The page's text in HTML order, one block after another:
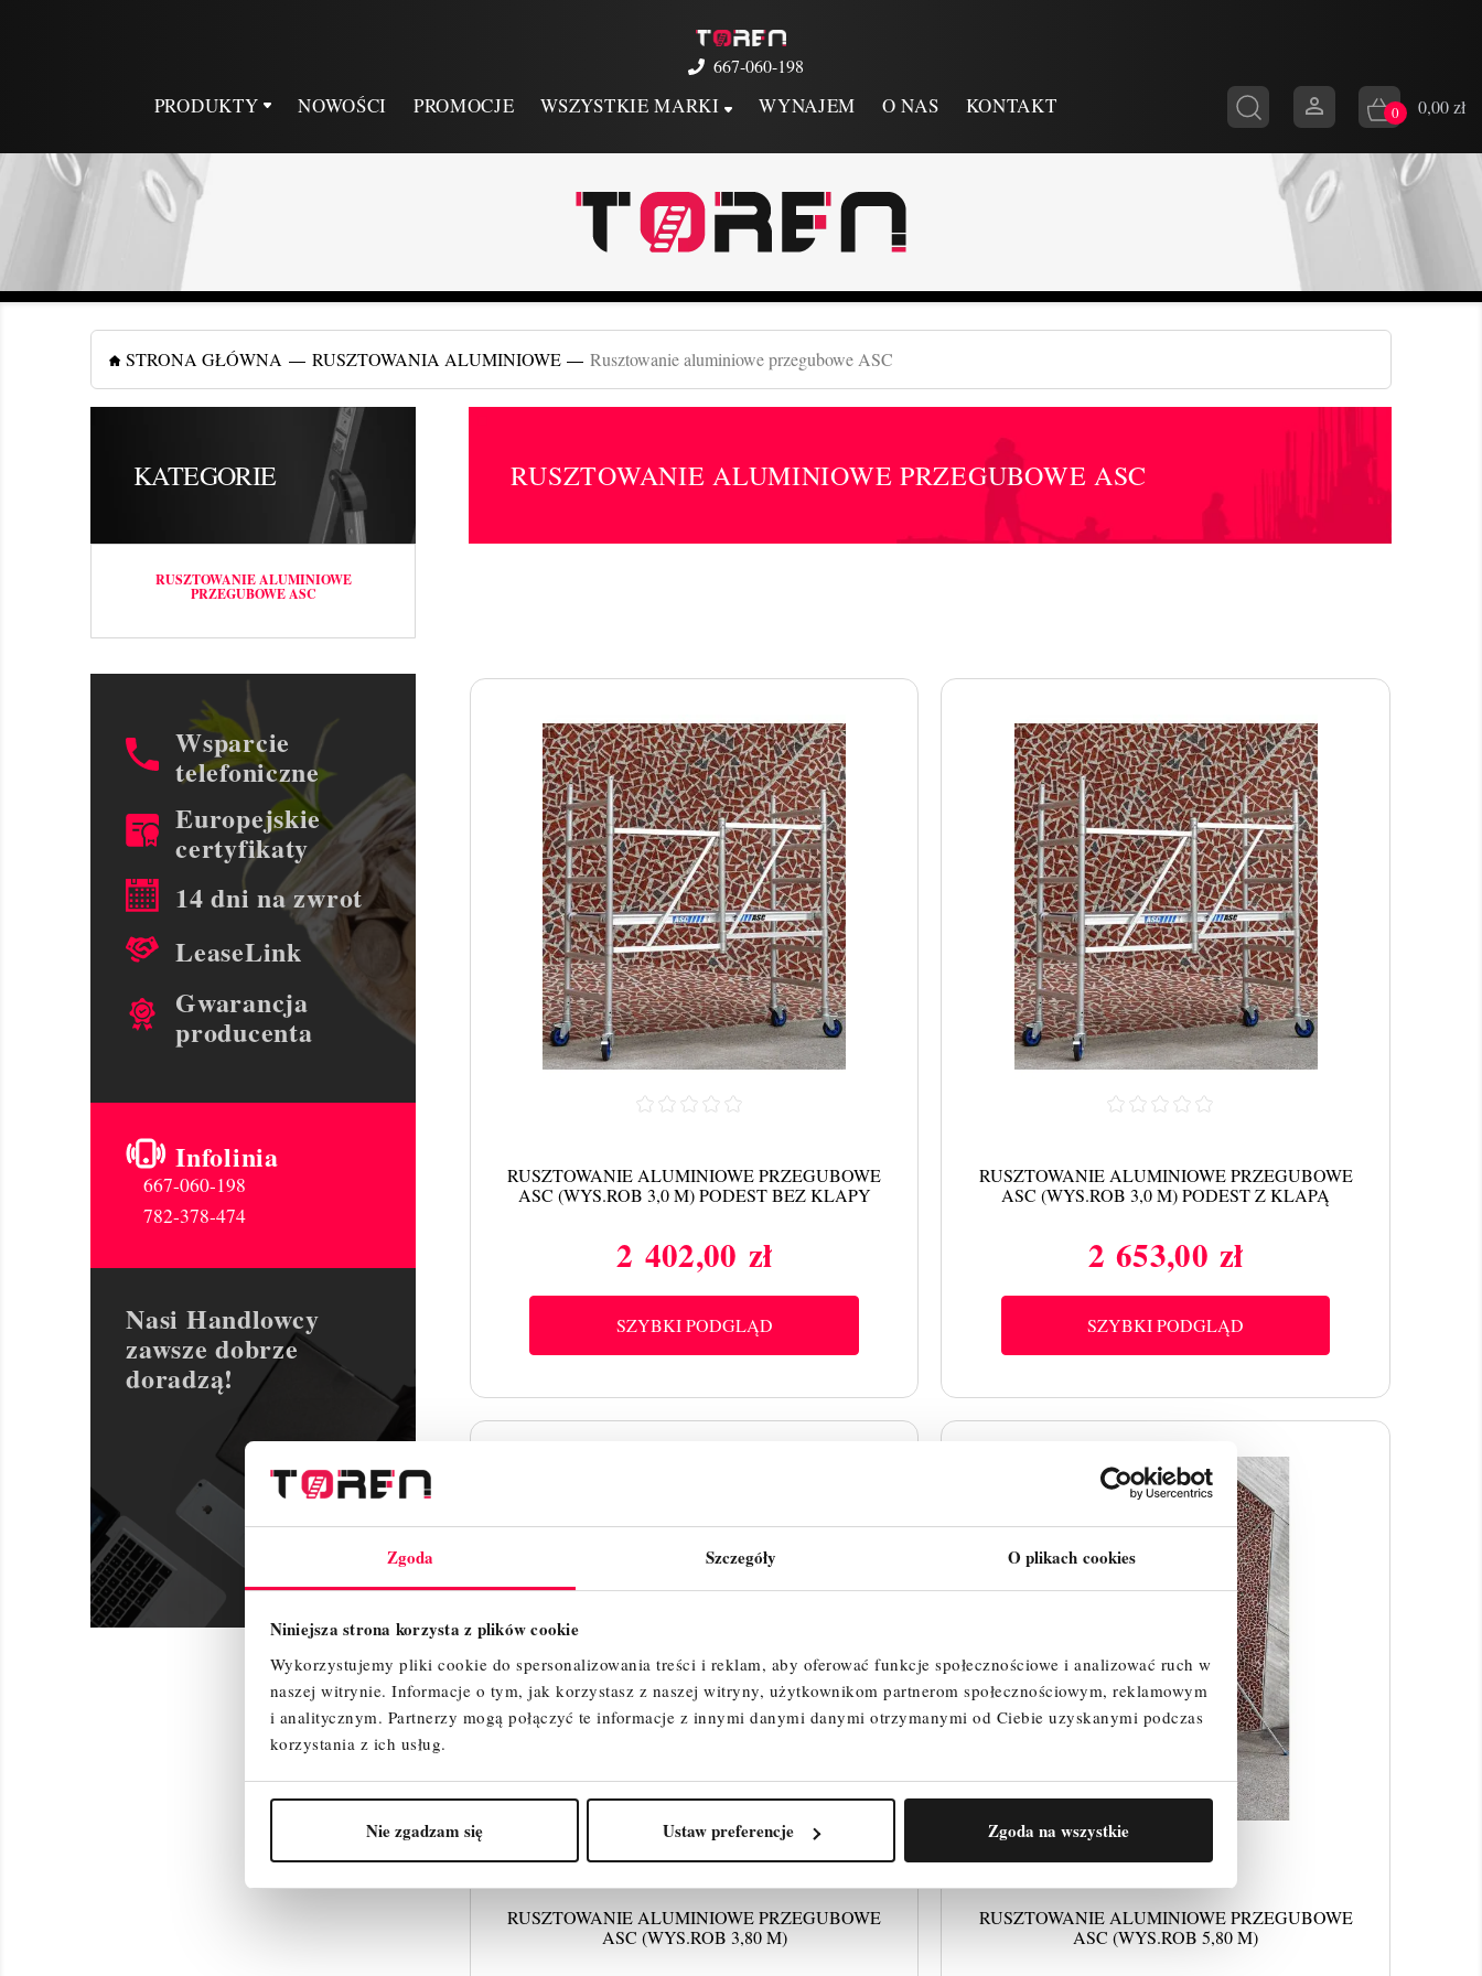
Zgoda Szczegóły O plikach cookies
Niniejsza strona korzysta z plików cookie
Wykorzystujemy pliki cookie do spersonalizowania treści i reklam, aby oferować funkcje społecznościowe i analizować ruch w
naszej witrynie. Informacje o tym, jak korzystasz z naszej witryny, użytkownikom partnerom społecznościowym, reklamowym
i analitycznym. Partnerzy mogą połączyć te informacje z innymi danymi danymi otrzymanymi od Ciebie uzyskanymi podczas
korzystania z ich usług.
Nie zgadzam się Ustaw preferencje Zgoda na wszystkie
667-060-198
PRODUKTY NOWOŚCI PROMOCJE WSZYSTKIE MARKI WYNAJEM O NAS KONTAKT  0 0,00 zł
STRONA GŁÓWNA RUSZTOWANIA ALUMINIOWE Rusztowanie aluminiowe przegubowe ASC
KATEGORIE
RUSZTOWANIE ALUMINIOWE
PRZEGUBOWE ASC
Wsparcie
telefoniczne
Europejskie
certyfikaty
14 dni na zwrot
LeaseLink
Gwarancja
producenta
Infolinia
667-060-198
782-378-474
Nasi Handlowcy
zawsze dobrze
doradzą!
RUSZTOWANIE ALUMINIOWE PRZEGUBOWE ASC
RUSZTOWANIE ALUMINIOWE PRZEGUBOWE
ASC (WYS.ROB 3,0 M) PODEST BEZ KLAPY
Cena
2 402,00 zł
SZYBKI PODGLĄD
RUSZTOWANIE ALUMINIOWE PRZEGUBOWE
ASC (WYS.ROB 3,0 M) PODEST Z KLAPĄ
Cena
2 653,00 zł
SZYBKI PODGLĄD
RUSZTOWANIE ALUMINIOWE PRZEGUBOWE
ASC (WYS.ROB 3,80 M)
RUSZTOWANIE ALUMINIOWE PRZEGUBOWE
ASC (WYS.ROB 5,80 M)